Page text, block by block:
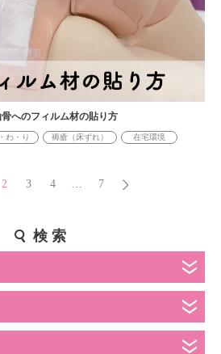
骨へのフィルム材の貼り方
わ・り 褥瘡（床ずれ） 在宅環境
2 3 4 … 7
検 索